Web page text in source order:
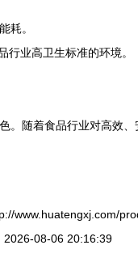
耗。
业高卫生标准的环境。
随着食品行业对高效
www.huatengxj.com/
2026-08-06 20:16:39